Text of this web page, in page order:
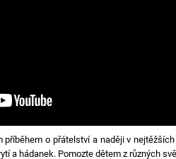
příběhem o přátelství a naději v
a hádanek. Pomozte dětem z různých